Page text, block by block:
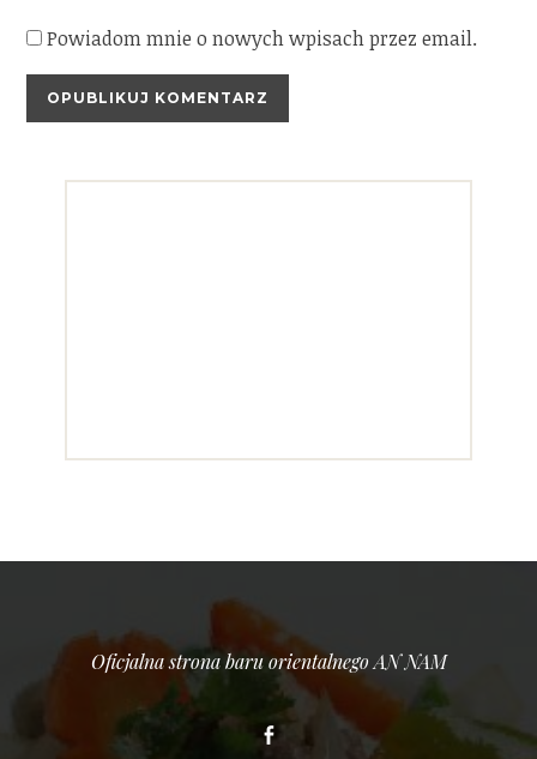
Powiadom mnie o nowych wpisach przez email.
Oficjalna strona baru orientalnego AN NAM